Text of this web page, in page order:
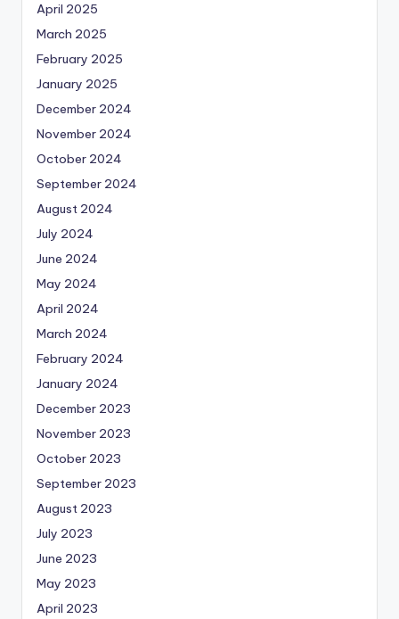
April 2025
March 2025
February 2025
January 2025
December 2024
November 2024
October 2024
September 2024
August 2024
July 2024
June 2024
May 2024
April 2024
March 2024
February 2024
January 2024
December 2023
November 2023
October 2023
September 2023
August 2023
July 2023
June 2023
May 2023
April 2023